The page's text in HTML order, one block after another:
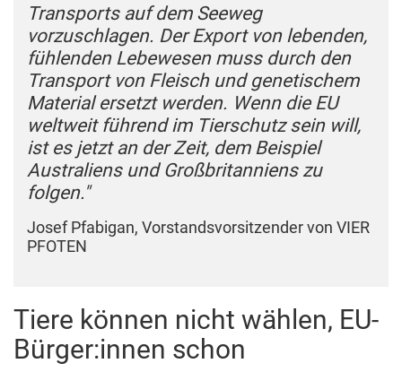
Transports auf dem Seeweg
vorzuschlagen. Der Export von lebenden,
fühlenden Lebewesen muss durch den
Transport von Fleisch und genetischem
Material ersetzt werden. Wenn die EU
weltweit führend im Tierschutz sein will,
ist es jetzt an der Zeit, dem Beispiel
Australiens und Großbritanniens zu
folgen."
Josef Pfabigan, Vorstandsvorsitzender von VIER
PFOTEN
Tiere können nicht wählen, EU-
Bürger:innen schon